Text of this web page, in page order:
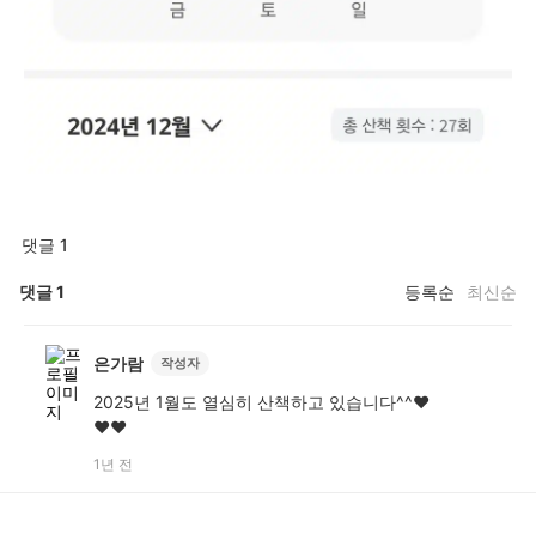
댓글 1
댓글1 등록순 최신순
은가람 작성자
2025년 1월도 열심히 산책하고 있습니다^^❤️
❤️❤️
1년 전